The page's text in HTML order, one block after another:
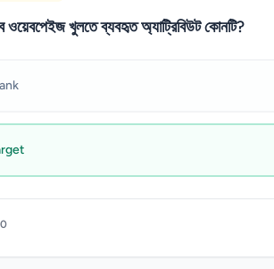
ওয়েবপেইজ খুলতে ব্যবহৃত অ্যাট্রিবিউট কোনটি?